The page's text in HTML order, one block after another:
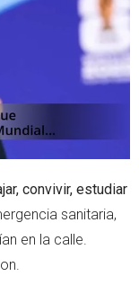
convivir, estudiar
sanitaria,
en la calle.